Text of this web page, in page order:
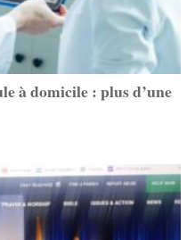
à domicile : plus d’une